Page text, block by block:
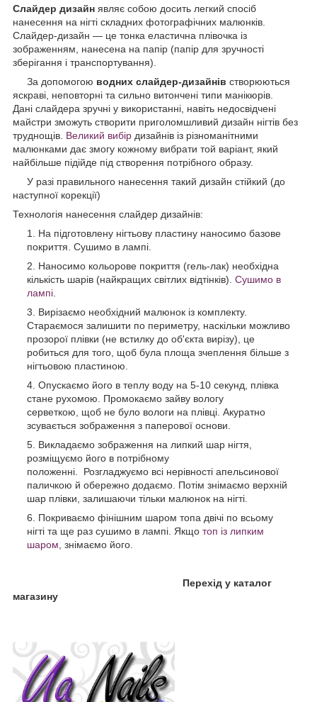
Слайдер дизайн являє собою досить легкий спосіб
нанесення на нігті складних фотографічних малюнків.
Слайдер-дизайн — це тонка еластична плівочка із
зображенням, нанесена на папір (папір для зручності
зберігання і транспортування).
За допомогою водних слайдер-дизайнів створюються
яскраві, неповторні та сильно витончені типи манікюрів.
Дані слайдера зручні у використанні, навіть недосвідчені
майстри зможуть створити приголомшливий дизайн нігтів без
труднощів. Великий вибір дизайнів із різноманітними
малюнками дає змогу кожному вибрати той варіант, який
найбільше підійде під створення потрібного образу.
У разі правильного нанесення такий дизайн стійкий (до
наступної корекції)
Технологія нанесення слайдер дизайнів:
На підготовлену нігтьову пластину наносимо базове
покриття. Сушимо в лампі.
Наносимо кольорове покриття (гель-лак) необхідна
кількість шарів (найкращих світлих відтінків). Сушимо в
лампі
Вирізаємо необхідний малюнок із комплекту.
Стараємося залишити по периметру, наскільки можливо
прозорої плівки (не встилку до об'єкта вирізу), це
робиться для того, щоб була площа зчеплення більше з
нігтьовою пластиною.
Опускаємо його в теплу воду на 5-10 секунд, плівка
стане рухомою. Промокаємо зайву вологу
серветкою
щоб не було вологи на плівці. Акуратно
зсувається зображення з паперової основи.
Викладаємо зображення на липкий шар нігтя,
розміщуємо його в потрібному
положенні. Розгладжуємо всі нерівності апельсинової
паличкою й обережно додаємо. Потім знімаємо верхній
шар плівки, залишаючи тільки малюнок на нігті.
Покриваємо фінішним шаром топа двічі по всьому
нігті та ще раз сушимо в лампі. Якщо топ із липким
шаром , знімаємо його.
Перехід у каталог
магазину